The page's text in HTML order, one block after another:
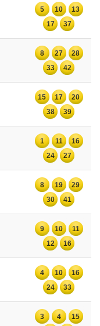
5 10
13
17
37
8 27
28
33
42
15 17
20
38
39
1 11
16
24
27
8 19
29
30
41
9 10
11
12
16
4 10
16
24
33
3 4 15